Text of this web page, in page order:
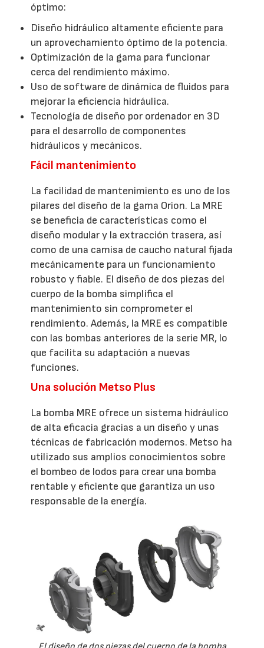
óptimo:
Diseño hidráulico altamente eficiente para
un aprovechamiento óptimo de la potencia.
Optimización de la gama para funcionar
cerca del rendimiento máximo.
Uso de software de dinámica de fluidos para
mejorar la eficiencia hidráulica.
Tecnología de diseño por ordenador en 3D
para el desarrollo de componentes
hidráulicos y mecánicos.
Fácil mantenimiento
La facilidad de mantenimiento es uno de los
pilares del diseño de la gama Orion. La MRE
se beneficia de características como el
diseño modular y la extracción trasera, así
como de una camisa de caucho natural fijada
mecánicamente para un funcionamiento
robusto y fiable. El diseño de dos piezas del
cuerpo de la bomba simplifica el
mantenimiento sin comprometer el
rendimiento. Además, la MRE es compatible
con las bombas anteriores de la serie MR, lo
que facilita su adaptación a nuevas
funciones.
Una solución Metso Plus
La bomba MRE ofrece un sistema hidráulico
de alta eficacia gracias a un diseño y unas
técnicas de fabricación modernos. Metso ha
utilizado sus amplios conocimientos sobre
el bombeo de lodos para crear una bomba
rentable y eficiente que garantiza un uso
responsable de la energía.